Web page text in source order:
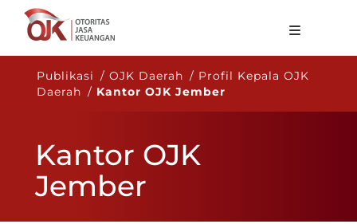
Tentang OJK
Fungsi Utama
Regulasi
Statistik
Publikasi / OJK Daerah / Profil Kepala OJK
Daerah / Kantor OJK Jember
Kantor OJK
Jember